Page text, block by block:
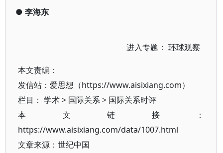
● 李海东
进入专题：环球观察
本文责编：
发信站：爱思想（https://www.aisixiang.com）
栏目： 学术> 国际关系> 国际关系时评
本文链接：
https://www.aisixiang.com/data/1007.html
文章来源：世纪中国